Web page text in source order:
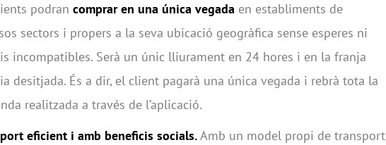
podran comprar en una única vegada en establiments de
sectors i propers a la seva ubicació geogràfica sense esperes ni
incompatibles. Serà un únic lliurament en 24 hores i en la franja
desitjada. És a dir, el client pagarà una única vegada i rebrà tota la
realitzada a través de l’aplicació.
eficient i amb beneficis socials.Amb un model propi de transport